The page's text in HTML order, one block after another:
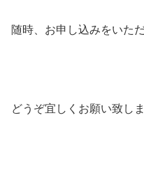
随時、お申し込みをいた
どうぞ宜しくお願い致し